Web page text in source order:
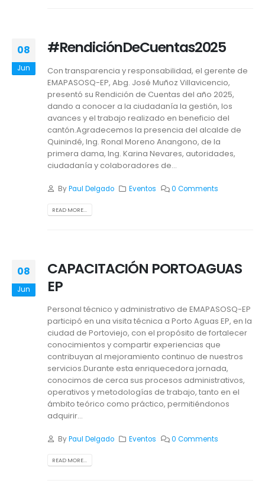
08
Jun
#RendiciónDeCuentas2025
Con transparencia y responsabilidad, el gerente de
EMAPASOSQ-EP, Abg. José Muñoz Villavicencio,
presentó su Rendición de Cuentas del año 2025,
dando a conocer a la ciudadanía la gestión, los
avances y el trabajo realizado en beneficio del
cantón.Agradecemos la presencia del alcalde de
Quinindé, Ing. Ronal Moreno Anangono, de la
primera dama, Ing. Karina Nevares, autoridades,
ciudadanía y colaboradores de...
ByPaul Delgado Eventos 0 Comments
READ MORE...
08
Jun
CAPACITACIÓN PORTOAGUAS
EP
Personal técnico y administrativo de EMAPASOSQ-EP
participó en una visita técnica a Porto Aguas EP, en la
ciudad de Portoviejo, con el propósito de fortalecer
conocimientos y compartir experiencias que
contribuyan al mejoramiento continuo de nuestros
servicios.Durante esta enriquecedora jornada,
conocimos de cerca sus procesos administrativos,
operativos y metodologías de trabajo, tanto en el
ámbito teórico como práctico, permitiéndonos
adquirir...
ByPaul Delgado Eventos 0 Comments
READ MORE...